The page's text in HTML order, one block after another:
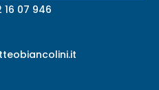
16 07 946